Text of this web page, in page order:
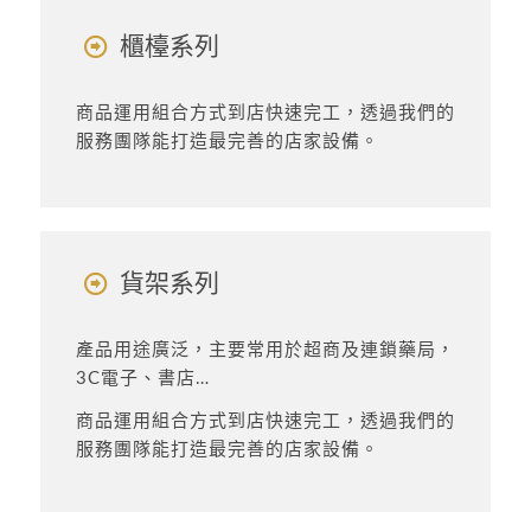
櫃檯系列
商品運用組合方式到店快速完工，透過我們的
服務團隊能打造最完善的店家設備。
貨架系列
產品用途廣泛，主要常用於超商及連鎖藥局，
3C電子、書店…
商品運用組合方式到店快速完工，透過我們的
服務團隊能打造最完善的店家設備。